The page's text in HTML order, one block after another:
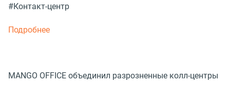
#Контакт-центр
Подробнее
MANGO OFFICE объединил разрозненные колл-центры